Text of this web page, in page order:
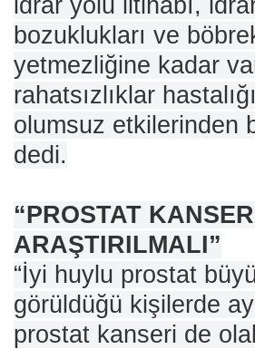
bozuklukları ve
yetmezliğine kadar
rahatsızlıklar
olumsuz etkilerinden
dedi.
“PROSTAT
ARAŞTIRILMALI”
“İyi huylu prostat
görüldüğü kişilerde
prostat kanseri de